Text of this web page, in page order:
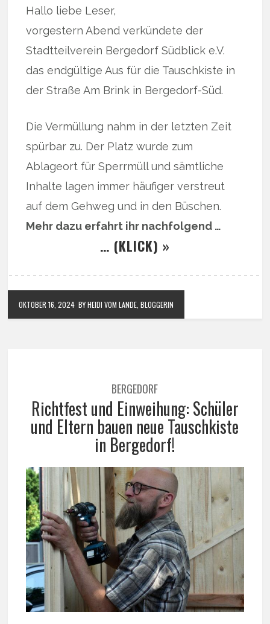
Hallo liebe Leser,
vorgestern Abend verkündete der
Stadtteilverein Bergedorf Südblick e.V.
das endgültige Aus für die Tauschkiste in
der Straße Am Brink in Bergedorf-Süd.
Die Vermüllung nahm in der letzten Zeit
spürbar zu. Der Platz wurde zum
Ablageort für Sperrmüll und sämtliche
Inhalte lagen immer häufiger verstreut
auf dem Gehweg und in den Büschen.
Mehr dazu erfahrt ihr nachfolgend …
… (KLICK) »
OKTOBER 16, 2024 BY HEIDI VOM LANDE, BLOGGERIN
BERGEDORF
Richtfest und Einweihung: Schüler
und Eltern bauen neue Tauschkiste
in Bergedorf!